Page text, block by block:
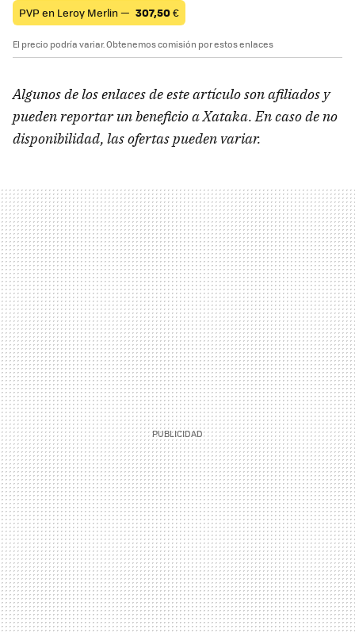
PVP en Leroy Merlin — 307,50€
El precio podría variar. Obtenemos comisión por estos enlaces
Algunos de los enlaces de este artículo son afiliados y
pueden reportar un beneficio a Xataka. En caso de no
disponibilidad, las ofertas pueden variar.